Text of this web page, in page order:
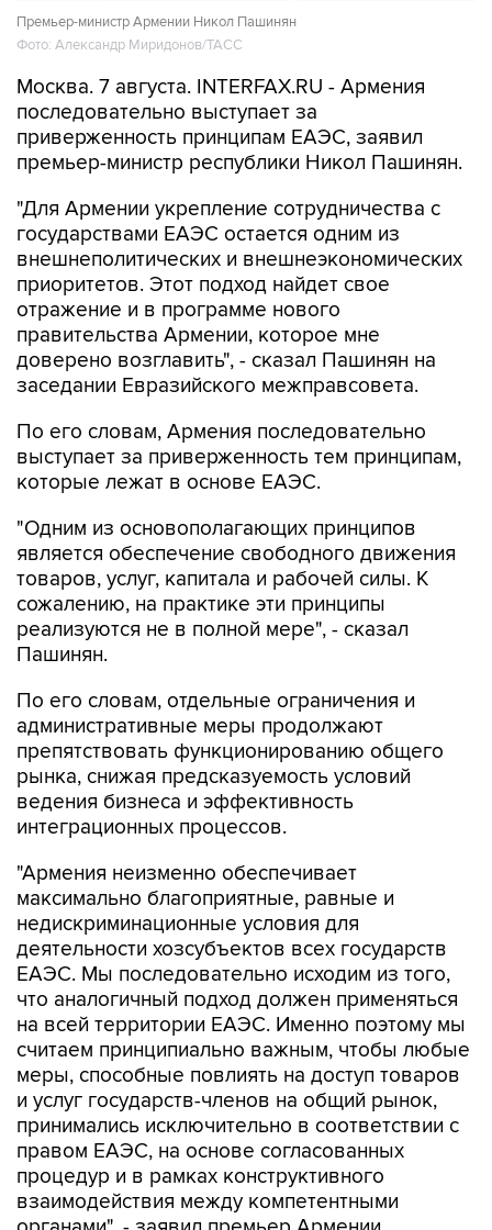
Премьер-министр Армении Никол Пашинян
Фото: Александр Миридонов/ТАСС
Москва. 7 августа. INTERFAX.RU - Армения
последовательно выступает за
приверженность принципам ЕАЭС, заявил
премьер-министр республики Никол Пашинян.
"Для Армении укрепление сотрудничества с
государствами ЕАЭС остается одним из
внешнеполитических и внешнеэкономических
приоритетов. Этот подход найдет свое
отражение и в программе нового
правительства Армении, которое мне
доверено возглавить", - сказал Пашинян на
заседании Евразийского межправсовета.
По его словам, Армения последовательно
выступает за приверженность тем принципам,
которые лежат в основе ЕАЭС.
"Одним из основополагающих принципов
является обеспечение свободного движения
товаров, услуг, капитала и рабочей силы. К
сожалению, на практике эти принципы
реализуются не в полной мере", - сказал
Пашинян.
По его словам, отдельные ограничения и
административные меры продолжают
препятствовать функционированию общего
рынка, снижая предсказуемость условий
ведения бизнеса и эффективность
интеграционных процессов.
"Армения неизменно обеспечивает
максимально благоприятные, равные и
недискриминационные условия для
деятельности хозсубъектов всех государств
ЕАЭС. Мы последовательно исходим из того,
что аналогичный подход должен применяться
на всей территории ЕАЭС. Именно поэтому мы
считаем принципиально важным, чтобы любые
меры, способные повлиять на доступ товаров
и услуг государств-членов на общий рынок,
принимались исключительно в соответствии с
правом ЕАЭС, на основе согласованных
процедур и в рамках конструктивного
взаимодействия между компетентными